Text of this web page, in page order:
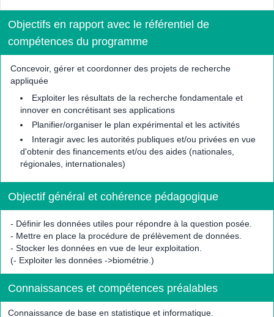
Objectifs en rapport avec le référentiel de
compétences du programme
Concevoir, gérer et coordonner des projets de recherche
appliquée
Exploiter les résultats de la recherche fondamentale et
innover en concrétisant ses applications
Planifier/organiser le plan expérimental et les activités
Interagir avec les autorités publiques et/ou privées en vue
d'obtenir des financements et/ou des aides (nationales,
régionales, internationales)
Objectif général et cohérence pédagogique
- Définir les données utiles pour répondre à la question posée.
- Mettre en place la procédure de prélèvement de données.
- Stocker les données en vue de leur exploitation.
(- Exploiter les données ->biométrie.)
Connaissances et compétences préalables
Connaissance de base en statistique et informatique.